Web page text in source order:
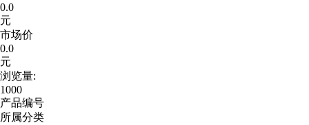
0.0
元
市场价
0.0
元
浏览量:
1000
产品编号
所属分类